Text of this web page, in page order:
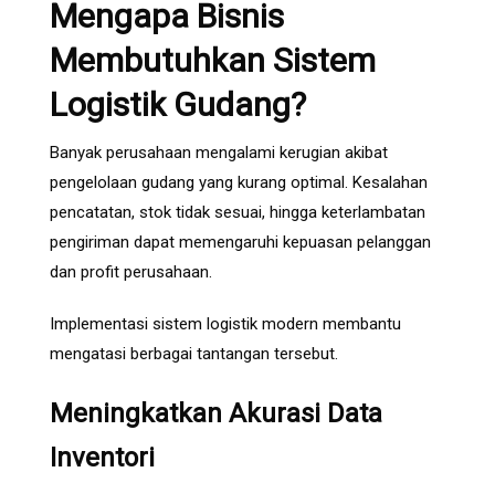
Mengapa Bisnis
Membutuhkan Sistem
Logistik Gudang?
Banyak perusahaan mengalami kerugian akibat
pengelolaan gudang yang kurang optimal. Kesalahan
pencatatan, stok tidak sesuai, hingga keterlambatan
pengiriman dapat memengaruhi kepuasan pelanggan
dan profit perusahaan.
Implementasi sistem logistik modern membantu
mengatasi berbagai tantangan tersebut.
Meningkatkan Akurasi Data
Inventori